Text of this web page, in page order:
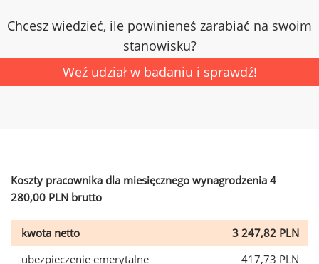
Chcesz wiedzieć, ile powinieneś zarabiać na swoim
stanowisku?
Weź udział w badaniu i sprawdź!
Koszty pracownika dla miesięcznego wynagrodzenia 4
280,00 PLN brutto
kwota netto
3 247,82 PLN
ubezpieczenie emerytalne
417,73 PLN